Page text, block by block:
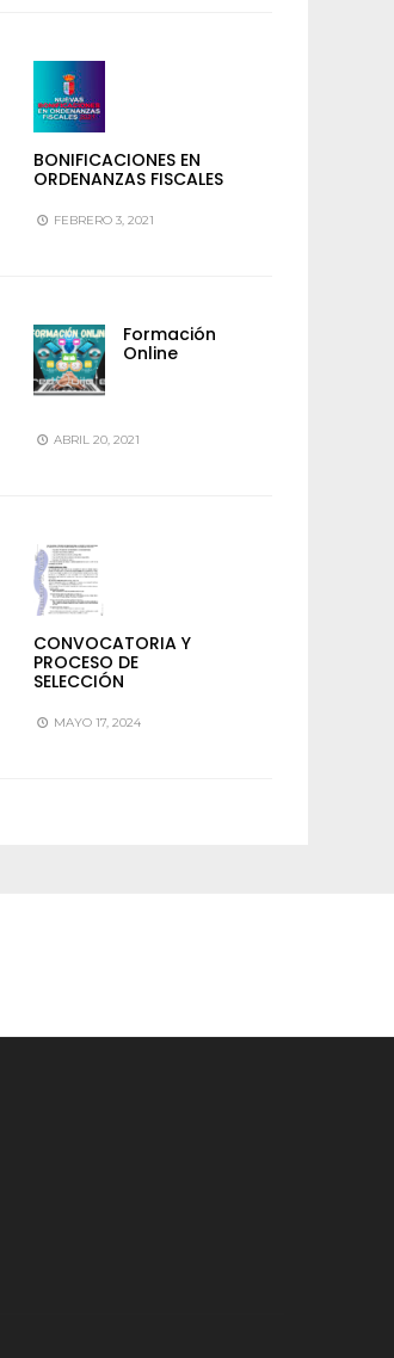
BONIFICACIONES EN
ORDENANZAS FISCALES
FEBRERO 3, 2021
Formación
Online
ABRIL 20, 2021
CONVOCATORIA Y
PROCESO DE
SELECCIÓN
MAYO 17, 2024